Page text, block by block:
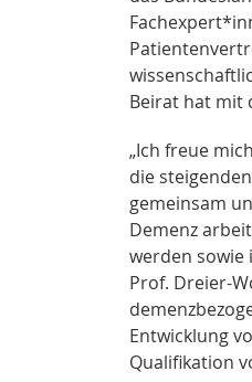
Beirat hat mit
„Ich freue
die
gemeinsam
Demenz
werden sowie
Prof. Dreier-
Entwicklung
Qualifikation